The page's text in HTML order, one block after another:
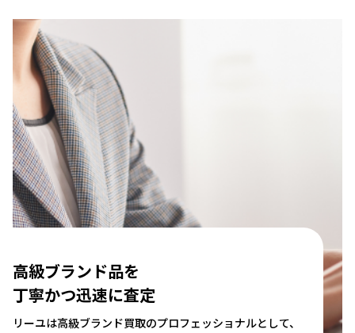
高級ブランド品を
丁寧かつ迅速に査定
リーユは高級ブランド買取のプロフェッショナルとして、